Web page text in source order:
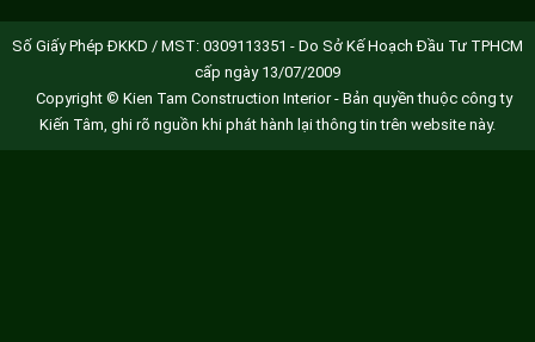
Số Giấy Phép ĐKKD / MST: 0309113351 - Do Sở Kế Hoạch Đầu Tư TPHCM
cấp ngày 13/07/2009
Copyright © Kien Tam Construction Interior - Bản quyền thuộc công ty
Kiến Tâm, ghi rõ nguồn khi phát hành lại thông tin trên website này.